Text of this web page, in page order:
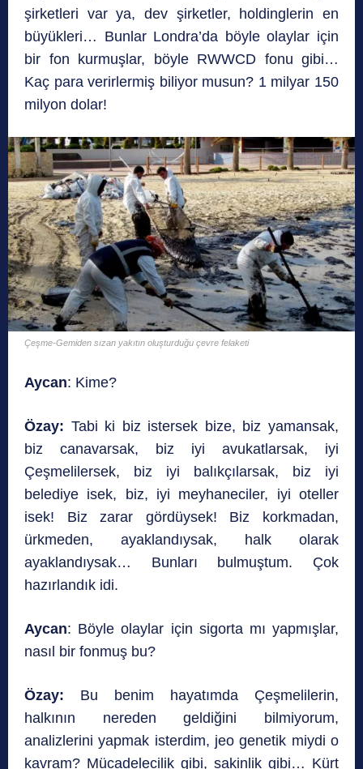
şirketleri var ya, dev şirketler, holdinglerin en
büyükleri… Bunlar Londra’da böyle olaylar için
bir fon kurmuşlar, böyle RWWCD fonu gibi…
Kaç para verirlermiş biliyor musun? 1 milyar 150
milyon dolar!
Çeşme-Gemiden sızan yakıtın oluşturduğu çevre felaketi
Aycan: Kime?
Özay: Tabi ki biz istersek bize, biz yamansak,
biz canavarsak, biz iyi avukatlarsak, iyi
Çeşmelilersek, biz iyi balıkçılarsak, biz iyi
belediye isek, biz, iyi meyhaneciler, iyi oteller
isek! Biz zarar gördüysek! Biz korkmadan,
ürkmeden, ayaklandıysak, halk olarak
ayaklandıysak… Bunları bulmuştum. Çok
hazırlandık idi.
Aycan: Böyle olaylar için sigorta mı yapmışlar,
nasıl bir fonmuş bu?
Özay: Bu benim hayatımda Çeşmelilerin,
halkının nereden geldiğini bilmiyorum,
analizlerini yapmak isterdim, jeo genetik miydi o
kavram? Mücadelecilik gibi, sakinlik gibi… Kürt